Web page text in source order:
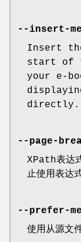
--insert-
Insert
start of
your e-
directly.
--page-
XPath表达
止使用表
--prefer-
使用从源文